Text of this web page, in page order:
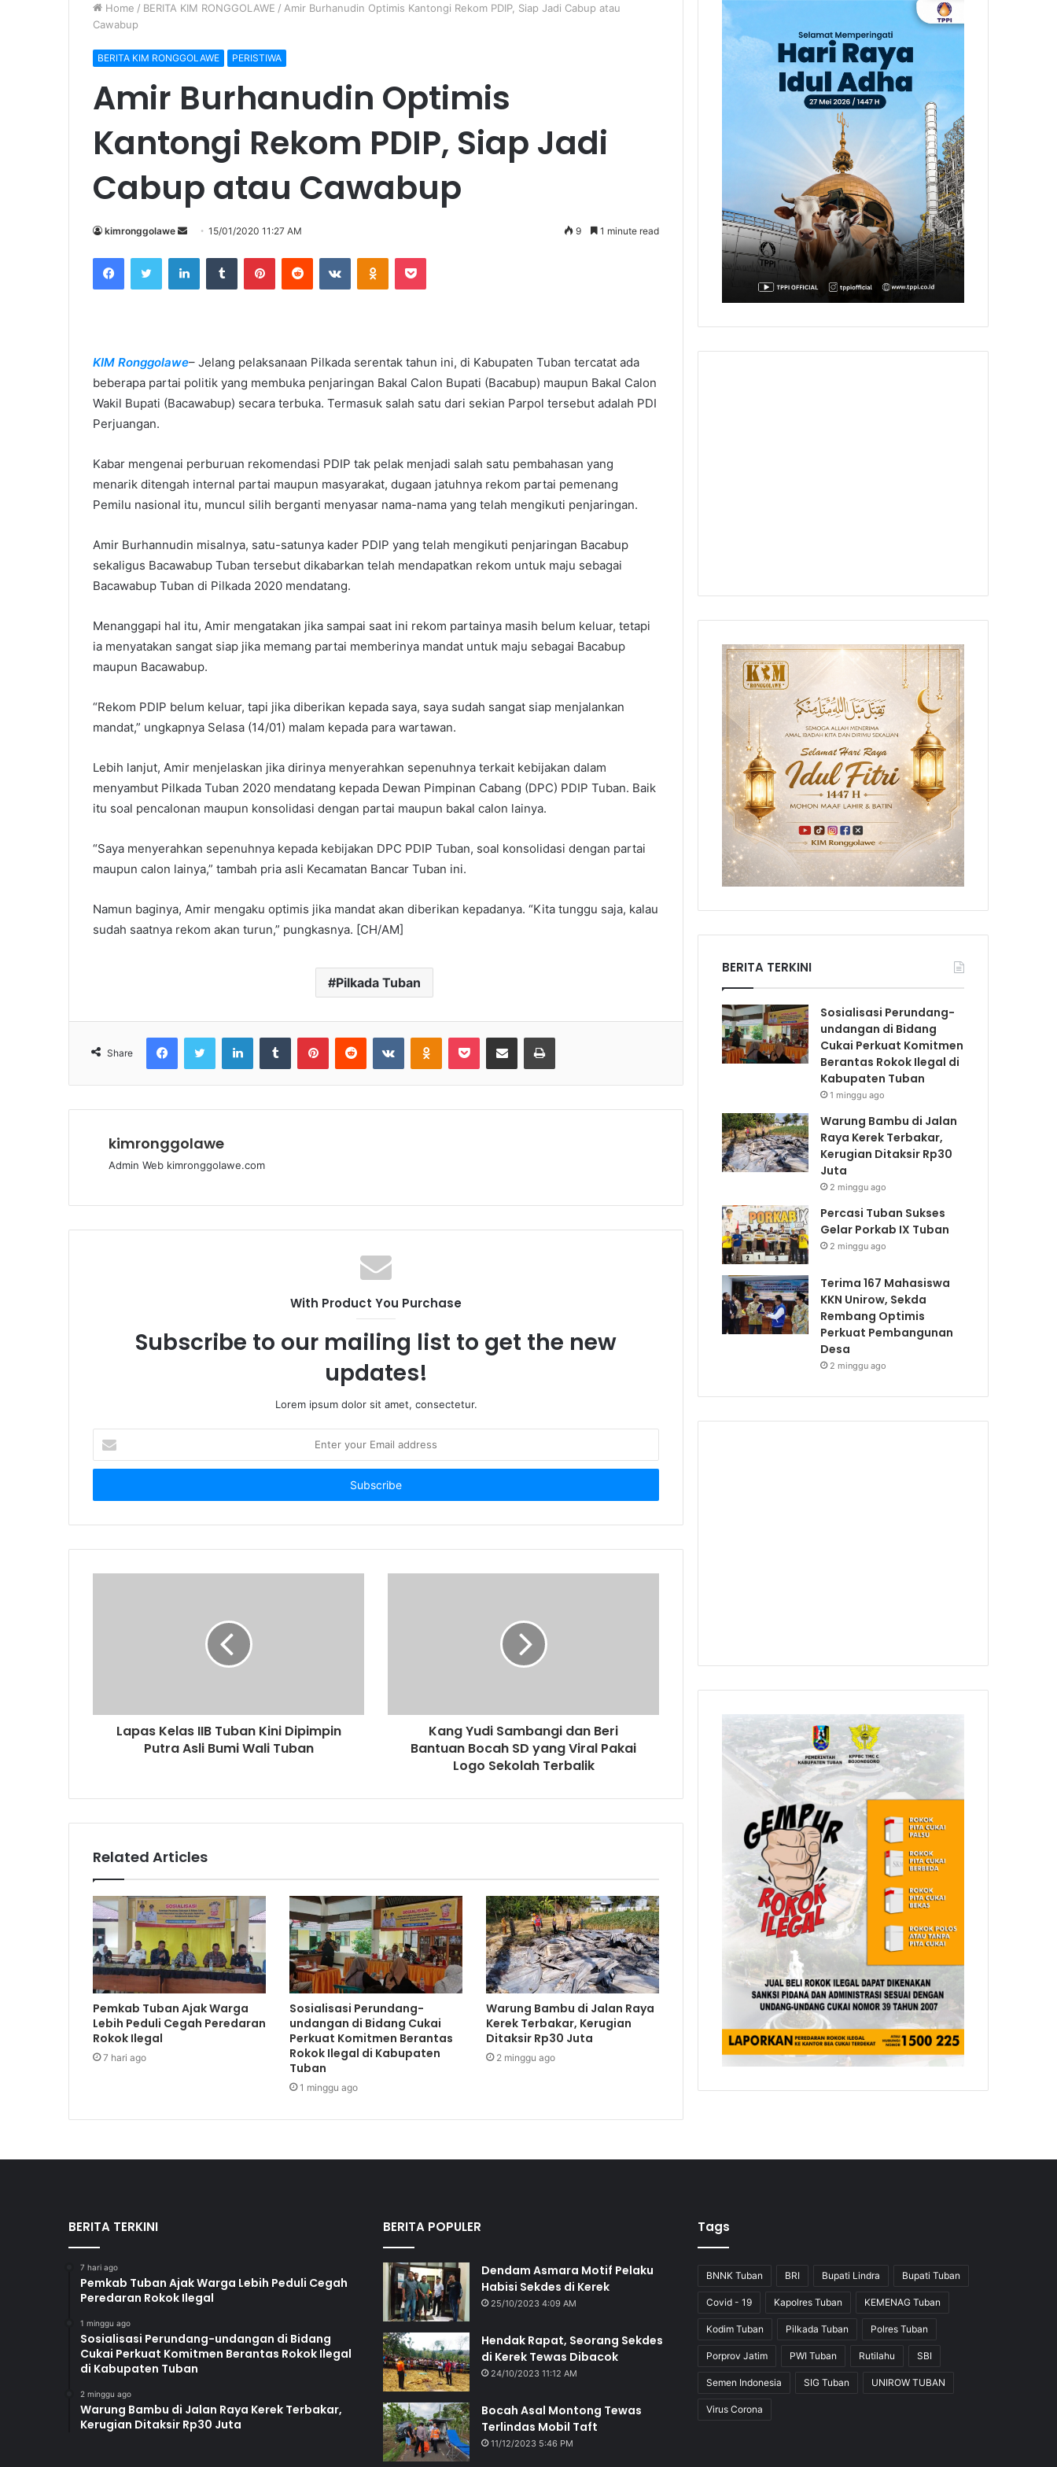
Home / BERITA KIM RONGGOLAWE / Amir Burhanudin Optimis Kantongi Rekom PDIP, Siap Jadi Cabup atau
Cawabup
BERITA KIM RONGGOLAWE PERISTIWA
Amir Burhanudin Optimis
Kantongi Rekom PDIP, Siap Jadi
Cabup atau Cawabup
kimronggolawe
n
d
m
a
i
15/01/2020 11:27 AM 9 1 minute read
KIM Ronggolawe– Jelang pelaksanaan Pilkada serentak tahun ini, di Kabupaten Tuban tercatat ada
beberapa partai politik yang membuka penjaringan Bakal Calon Bupati (Bacabup) maupun Bakal Calon
Wakil Bupati (Bacawabup) secara terbuka. Termasuk salah satu dari sekian Parpol tersebut adalah PDI
Perjuangan.
Kabar mengenai perburuan rekomendasi PDIP tak pelak menjadi salah satu pembahasan yang
menarik ditengah internal partai maupun masyarakat, dugaan jatuhnya rekom partai pemenang
Pemilu nasional itu, muncul silih berganti menyasar nama-nama yang telah mengikuti penjaringan.
Amir Burhannudin misalnya, satu-satunya kader PDIP yang telah mengikuti penjaringan Bacabup
sekaligus Bacawabup Tuban tersebut dikabarkan telah mendapatkan rekom untuk maju sebagai
Bacawabup Tuban di Pilkada 2020 mendatang.
Menanggapi hal itu, Amir mengatakan jika sampai saat ini rekom partainya masih belum keluar, tetapi
ia menyatakan sangat siap jika memang partai memberinya mandat untuk maju sebagai Bacabup
maupun Bacawabup.
“Rekom PDIP belum keluar, tapi jika diberikan kepada saya, saya sudah sangat siap menjalankan
mandat,” ungkapnya Selasa (14/01) malam kepada para wartawan.
Lebih lanjut, Amir menjelaskan jika dirinya menyerahkan sepenuhnya terkait kebijakan dalam
menyambut Pilkada Tuban 2020 mendatang kepada Dewan Pimpinan Cabang (DPC) PDIP Tuban. Baik
itu soal pencalonan maupun konsolidasi dengan partai maupun bakal calon lainya.
“Saya menyerahkan sepenuhnya kepada kebijakan DPC PDIP Tuban, soal konsolidasi dengan partai
maupun calon lainya,” tambah pria asli Kecamatan Bancar Tuban ini.
Namun baginya, Amir mengaku optimis jika mandat akan diberikan kepadanya. “Kita tunggu saja, kalau
sudah saatnya rekom akan turun,” pungkasnya. [CH/AM]
Pilkada Tuban
Share
kimronggolawe
Admin Web kimronggolawe.com
With Product You Purchase
Subscribe to our mailing list to get the new
updates!
Lorem ipsum dolor sit amet, consectetur.
t
r
u
r
Lapas Kelas IIB Tuban Kini Dipimpin
Putra Asli Bumi Wali Tuban
Kang Yudi Sambangi dan Beri
Bantuan Bocah SD yang Viral Pakai
Logo Sekolah Terbalik
Related Articles
Pemkab Tuban Ajak Warga
Lebih Peduli Cegah Peredaran
Rokok Ilegal
7 hari ago
Sosialisasi Perundang-
undangan di Bidang Cukai
Perkuat Komitmen Berantas
Rokok Ilegal di Kabupaten
Tuban
1 minggu ago
Warung Bambu di Jalan Raya
Kerek Terbakar, Kerugian
Ditaksir Rp30 Juta
2 minggu ago
BERITA TERKINI
Sosialisasi Perundang-
undangan di Bidang
Cukai Perkuat Komitmen
Berantas Rokok Ilegal di
Kabupaten Tuban
1 minggu ago
Warung Bambu di Jalan
Raya Kerek Terbakar,
Kerugian Ditaksir Rp30
Juta
2 minggu ago
Percasi Tuban Sukses
Gelar Porkab IX Tuban
2 minggu ago
Terima 167 Mahasiswa
KKN Unirow, Sekda
Rembang Optimis
Perkuat Pembangunan
Desa
2 minggu ago
BERITA TERKINI
7 hari ago
Pemkab Tuban Ajak Warga Lebih Peduli Cegah
Peredaran Rokok Ilegal
1 minggu ago
Sosialisasi Perundang-undangan di Bidang
Cukai Perkuat Komitmen Berantas Rokok Ilegal
di Kabupaten Tuban
2 minggu ago
Warung Bambu di Jalan Raya Kerek Terbakar,
Kerugian Ditaksir Rp30 Juta
BERITA POPULER
Dendam Asmara Motif Pelaku
Habisi Sekdes di Kerek
25/10/2023 4:09 AM
Hendak Rapat, Seorang Sekdes
di Kerek Tewas Dibacok
24/10/2023 11:12 AM
Bocah Asal Montong Tewas
Terlindas Mobil Taft
11/12/2023 5:46 PM
Tags
BNNK Tuban BRI Bupati Lindra Bupati Tuban
Covid - 19 Kapolres Tuban KEMENAG Tuban
Kodim Tuban Pilkada Tuban Polres Tuban
Porprov Jatim PWI Tuban Rutilahu SBI
Semen Indonesia SIG Tuban UNIROW TUBAN
Virus Corona